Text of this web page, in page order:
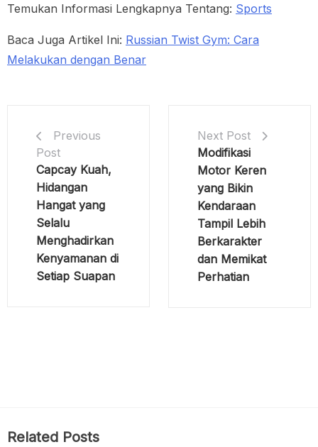
Temukan Informasi Lengkapnya Tentang: Sports
Baca Juga Artikel Ini: Russian Twist Gym: Cara
Melakukan dengan Benar
Previous
Post
Capcay Kuah,
Hidangan
Hangat yang
Selalu
Menghadirkan
Kenyamanan di
Setiap Suapan
Next Post
Modifikasi
Motor Keren
yang Bikin
Kendaraan
Tampil Lebih
Berkarakter
dan Memikat
Perhatian
Related Posts